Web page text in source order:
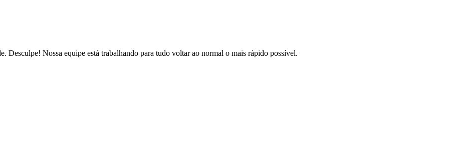
Desculpe! Nossa equipe está trabalhando para tudo voltar ao normal o mais rápido possível.